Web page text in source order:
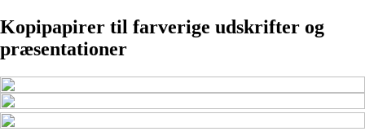
Kopipapirer til farverige udskrifter og
præsentationer